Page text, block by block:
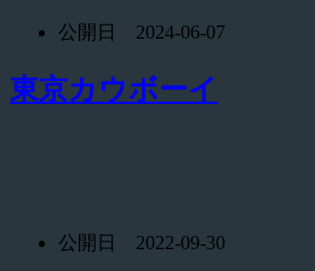
公開日 2024-06-07
東京カウボーイ
公開日 2022-09-30